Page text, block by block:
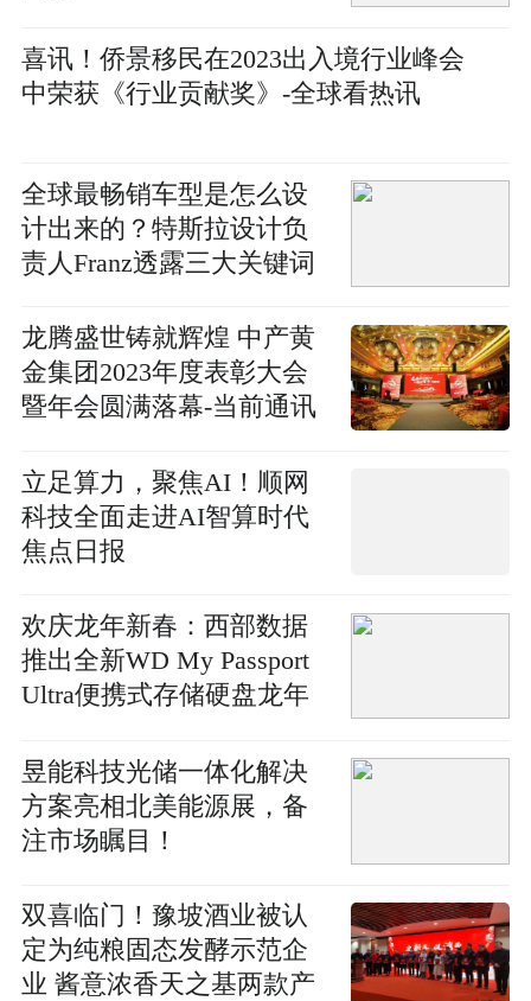
喜讯！侨景移民在2023出入境行业峰会
中荣获《行业贡献奖》-全球看热讯
全球最畅销车型是怎么设
计出来的？特斯拉设计负
责人Franz透露三大关键词
龙腾盛世铸就辉煌 中产黄
金集团2023年度表彰大会
暨年会圆满落幕-当前通讯
立足算力，聚焦AI！顺网
科技全面走进AI智算时代
焦点日报
欢庆龙年新春：西部数据
推出全新WD My Passport
Ultra便携式存储硬盘龙年
昱能科技光储一体化解决
方案亮相北美能源展，备
注市场瞩目！
​双喜临门！豫坡酒业被认
定为纯粮固态发酵示范企
业 酱意浓香天之基两款产